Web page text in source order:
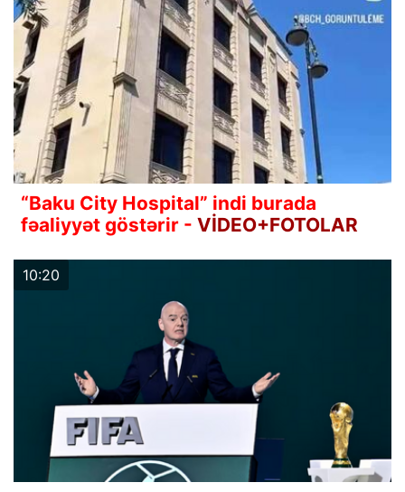
“Baku City Hospital” indi burada
fəaliyyət göstərir - VİDEO+FOTOLAR
10:20